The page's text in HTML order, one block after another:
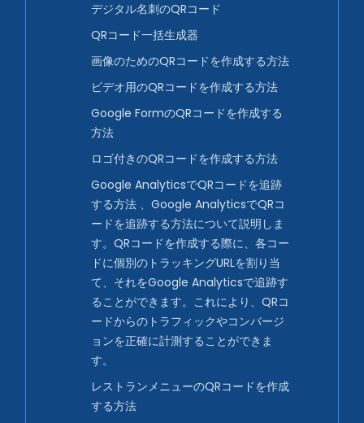
デジタル名刺のQRコード
QRコード一括生成器
画像のためのQRコードを作成する方法
ビデオ用のQRコードを作成する方法
Google FormのQRコードを作成する
方法
ロゴ付きのQRコードを作成する方法
Google AnalyticsでQRコードを追跡
する方法 、Google AnalyticsでQRコ
ードを追跡する方法について説明しま
す。QRコードを作成する際に、各コー
ドに個別のトラッキングURLを割り当
て、それをGoogle Analyticsで追跡す
ることができます。これにより、QRコ
ードからのトラフィックやコンバージ
ョンを正確に計測することができま
す。
レストランメニューのQRコードを作成
する方法